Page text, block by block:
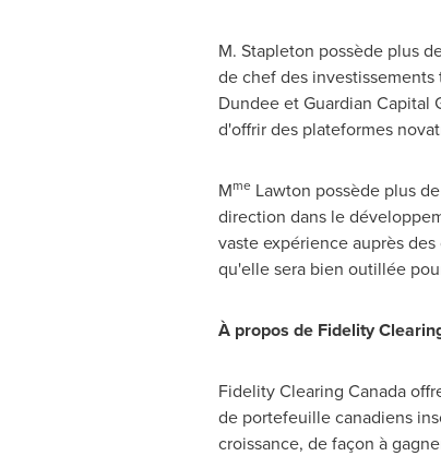
M. Stapleton possède plus
de chef des
Dundee et Guardian Capital
d'offrir des plateformes
MmeLawton possède plus
direction dans le
vaste expérience auprès
qu'elle sera bien outillée
À propos de Fidelity
Fidelity Clearing Canada
de portefeuille canadiens
croissance, de façon à